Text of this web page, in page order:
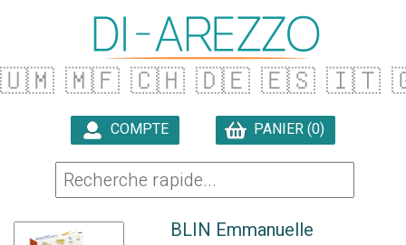
🇺🇲 🇲🇫 🇨🇭 🇩🇪 🇪🇸 🇮🇹
COMPTE PANIER (0)
BLIN Emmanuelle